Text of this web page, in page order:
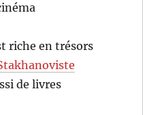
riche en trésors
de livres